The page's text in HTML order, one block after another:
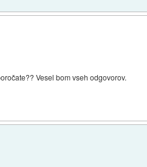
Vesel bom vseh odgovorov.